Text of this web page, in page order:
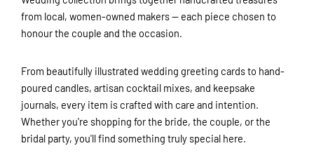
from local, women-owned makers — each piece chosen to
honour the couple and the occasion.
From beautifully illustrated wedding greeting cards to hand-
poured candles, artisan cocktail mixes, and keepsake
journals, every item is crafted with care and intention.
Whether you're shopping for the bride, the couple, or the
bridal party, you'll find something truly special here.